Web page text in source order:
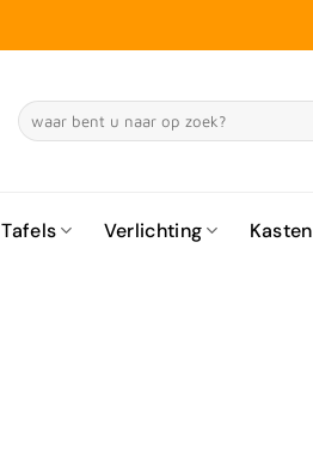
Zoeken
naar:
Tafels Verlichting Kasten